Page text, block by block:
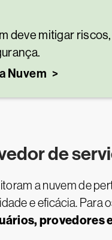
deve mitigar
Nuvem
de
a nuvem de
e eficácia. Para
provedores